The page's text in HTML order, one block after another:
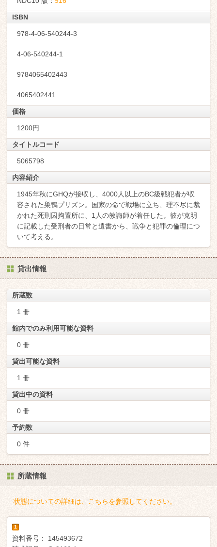
ISBN
978-4-06-540244-3
4-06-540244-1
9784065402443
4065402441
価格
1200円
タイトルコード
5065798
内容紹介
1945年秋にGHQが接収し、4000人以上のBC級戦犯者が収
容された巣鴨プリズン。国家の命で戦場に立ち、理不尽に裁
かれた死刑囚拘置所に、1人の教誨師が着任した。彼が克明
に記載した受刑者の日常と遺書から、戦争と犯罪の倫理につ
いて考える。
貸出情報
所蔵数
1 冊
館内でのみ利用可能な資料
0 冊
貸出可能な資料
1 冊
貸出中の資料
0 冊
予約数
0 件
所蔵情報
状態についての詳細は、こちらを参照してください。
1
資料番号：
145493672